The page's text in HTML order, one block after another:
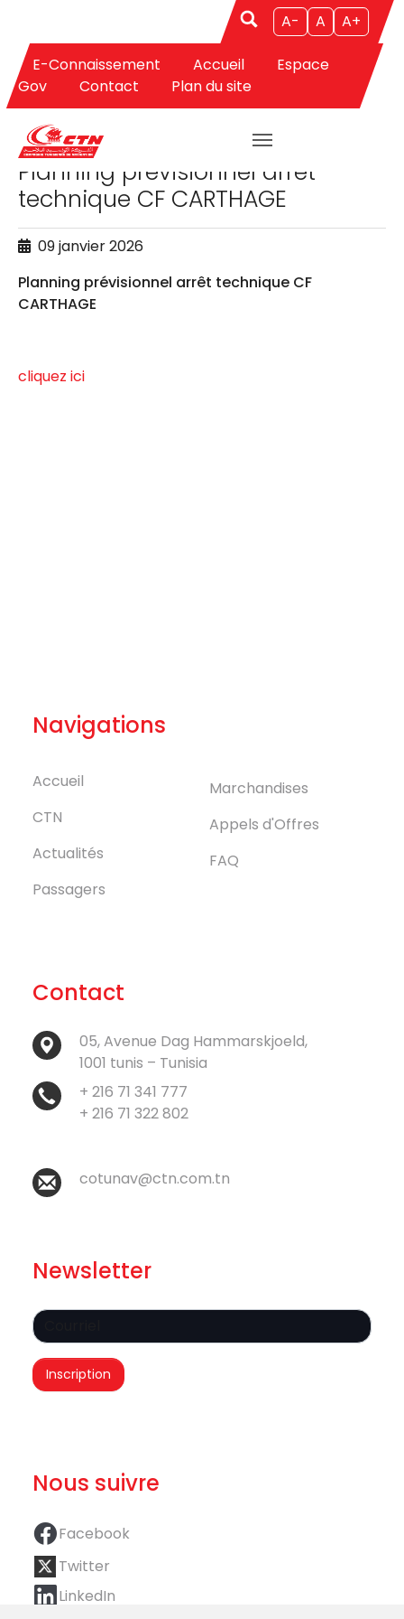
Aller au contenu principal
A- A A+
E-Connaissement Accueil
Espace
Gov
Contact Plan du site
APPELS D'OFFRES
Planning prévisionnel arrêt
technique CF CARTHAGE
09 janvier 2026
Planning prévisionnel arrêt technique CF
CARTHAGE
cliquez ici
Navigations
Accueil
CTN
Actualités
Passagers
Marchandises
Appels d'Offres
FAQ
Contact
05, Avenue Dag Hammarskjoeld,
1001 tunis – Tunisia
+ 216 71 341 777
+ 216 71 322 802
cotunav@ctn.com.tn
Newsletter
Nous suivre
Facebook
Twitter
LinkedIn